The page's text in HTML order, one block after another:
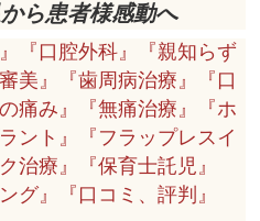
者様感動へ
『口腔外科』『親知らず
美』『歯周病治療』『口
痛み』『無痛治療』『ホ
ント』『フラップレスイ
治療』『保育士託児』
グ』『口コミ、評判』